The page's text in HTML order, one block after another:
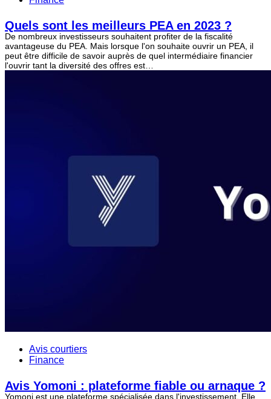
Quels sont les meilleurs PEA en 2023 ?
De nombreux investisseurs souhaitent profiter de la fiscalité
avantageuse du PEA. Mais lorsque l'on souhaite ouvrir un PEA, il
peut être difficile de savoir auprès de quel intermédiaire financier
l'ouvrir tant la diversité des offres est…
Avis courtiers
Finance
Avis Yomoni : plateforme fiable ou arnaque ?
Yomoni est une plateforme spécialisée dans l'investissement. Elle